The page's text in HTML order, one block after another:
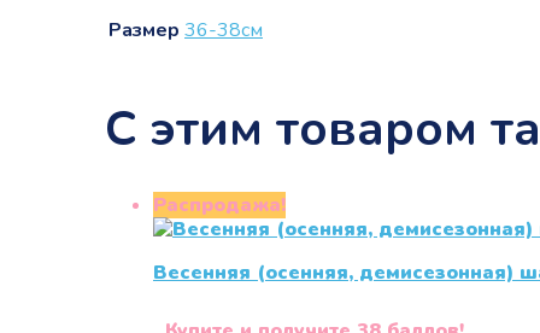
Размер 36-38см
С этим товаром
Распродажа!
Весенняя (осенняя, демисезонная)